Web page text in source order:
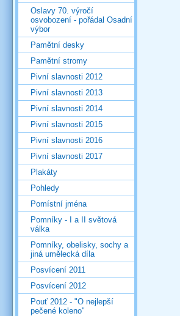
Oslavy 70. výročí
osvobození - pořádal Osadní
výbor
Pamětní desky
Pamětní stromy
Pivní slavnosti 2012
Pivní slavnosti 2013
Pivní slavnosti 2014
Pivní slavnosti 2015
Pivní slavnosti 2016
Pivní slavnosti 2017
Plakáty
Pohledy
Pomístní jména
Pomníky - I a II světová
válka
Pomníky, obelisky, sochy a
jiná umělecká díla
Posvícení 2011
Posvícení 2012
Pouť 2012 - "O nejlepší
pečené koleno"